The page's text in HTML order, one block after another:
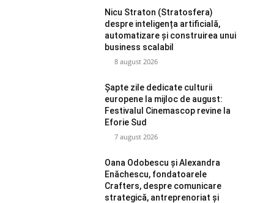
Nicu Straton (Stratosfera)
despre inteligența artificială,
automatizare și construirea unui
business scalabil
8 august 2026
Șapte zile dedicate culturii
europene la mijloc de august:
Festivalul Cinemascop revine la
Eforie Sud
7 august 2026
Oana Odobescu și Alexandra
Enăchescu, fondatoarele
Crafters, despre comunicare
strategică, antreprenoriat și